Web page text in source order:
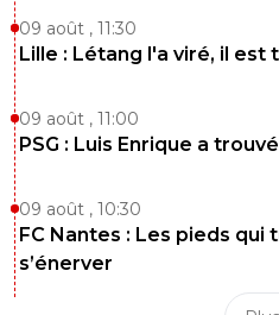
09 août , 11:30
Lille : Létang l'a viré, il est
09 août , 11:00
PSG : Luis Enrique a
09 août , 10:30
FC Nantes : Les pieds
s’énerver